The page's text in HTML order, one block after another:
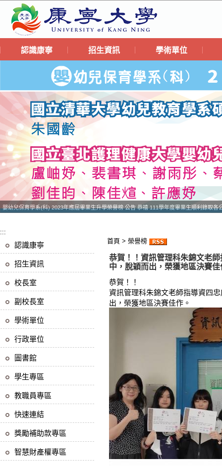
認識康寧 招生資訊 學術單位
:::
認識康寧
招生資訊
校長室
副校長室
學術單位
行政單位
圖書館
學生專區
教職員專區
快速連結
獎勵補助款專區
智慧財產權專區
首頁 > 榮譽榜
恭賀！！資訊管理科朱錦文老
中，脫穎而出，榮獲地區決賽佳
恭賀！！
資訊管理科朱錦文老師指導資四
出，榮獲地區決賽佳作。